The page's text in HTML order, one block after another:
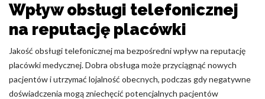
Wpływ obsługi telefonicznej
na reputację placówki
Jakość obsługi telefonicznej ma bezpośredni wpływ na reputację
placówki medycznej. Dobra obsługa może przyciągnąć nowych
pacjentów i utrzymać lojalność obecnych, podczas gdy negatywne
doświadczenia mogą zniechęcić potencjalnych pacjentów